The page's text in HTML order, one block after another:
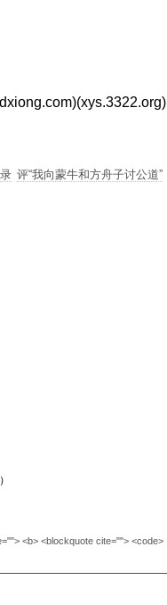
评“我向蒙牛和方舟子讨公道”
<b> <blockquote cite=""> <code>